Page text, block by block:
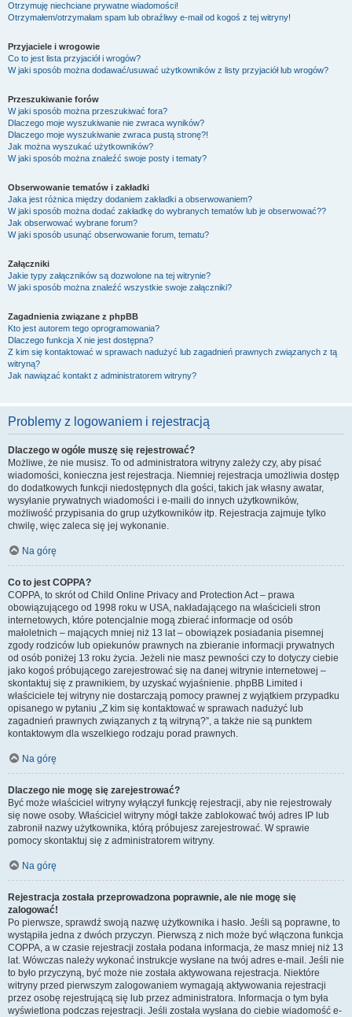
Otrzymuję niechciane prywatne wiadomości!
Otrzymałem/otrzymałam spam lub obraźliwy e-mail od kogoś z tej witryny!
Przyjaciele i wrogowie
Co to jest lista przyjaciół i wrogów?
W jaki sposób można dodawać/usuwać użytkowników z listy przyjaciół lub wrogów?
Przeszukiwanie forów
W jaki sposób można przeszukiwać fora?
Dlaczego moje wyszukiwanie nie zwraca wyników?
Dlaczego moje wyszukiwanie zwraca pustą stronę?!
Jak można wyszukać użytkowników?
W jaki sposób można znaleźć swoje posty i tematy?
Obserwowanie tematów i zakładki
Jaka jest różnica między dodaniem zakładki a obserwowaniem?
W jaki sposób można dodać zakładkę do wybranych tematów lub je obserwować??
Jak obserwować wybrane forum?
W jaki sposób usunąć obserwowanie forum, tematu?
Załączniki
Jakie typy załączników są dozwolone na tej witrynie?
W jaki sposób można znaleźć wszystkie swoje załączniki?
Zagadnienia związane z phpBB
Kto jest autorem tego oprogramowania?
Dlaczego funkcja X nie jest dostępna?
Z kim się kontaktować w sprawach nadużyć lub zagadnień prawnych związanych z tą
witryną?
Jak nawiązać kontakt z administratorem witryny?
Problemy z logowaniem i rejestracją
Dlaczego w ogóle muszę się rejestrować?
Możliwe, że nie musisz. To od administratora witryny zależy czy, aby pisać
wiadomości, konieczna jest rejestracja. Niemniej rejestracja umożliwia dostęp
do dodatkowych funkcji niedostępnych dla gości, takich jak własny awatar,
wysyłanie prywatnych wiadomości i e-maili do innych użytkowników,
możliwość przypisania do grup użytkowników itp. Rejestracja zajmuje tylko
chwilę, więc zaleca się jej wykonanie.
Na górę
Co to jest COPPA?
COPPA, to skrót od Child Online Privacy and Protection Act – prawa
obowiązującego od 1998 roku w USA, nakładającego na właścicieli stron
internetowych, które potencjalnie mogą zbierać informacje od osób
małoletnich – mających mniej niż 13 lat – obowiązek posiadania pisemnej
zgody rodziców lub opiekunów prawnych na zbieranie informacji prywatnych
od osób poniżej 13 roku życia. Jeżeli nie masz pewności czy to dotyczy ciebie
jako kogoś próbującego zarejestrować się na danej witrynie internetowej –
skontaktuj się z prawnikiem, by uzyskać wyjaśnienie. phpBB Limited i
właściciele tej witryny nie dostarczają pomocy prawnej z wyjątkiem przypadku
opisanego w pytaniu „Z kim się kontaktować w sprawach nadużyć lub
zagadnień prawnych związanych z tą witryną?”, a także nie są punktem
kontaktowym dla wszelkiego rodzaju porad prawnych.
Na górę
Dlaczego nie mogę się zarejestrować?
Być może właściciel witryny wyłączył funkcję rejestracji, aby nie rejestrowały
się nowe osoby. Właściciel witryny mógł także zablokować twój adres IP lub
zabronił nazwy użytkownika, którą próbujesz zarejestrować. W sprawie
pomocy skontaktuj się z administratorem witryny.
Na górę
Rejestracja została przeprowadzona poprawnie, ale nie mogę się
zalogować!
Po pierwsze, sprawdź swoją nazwę użytkownika i hasło. Jeśli są poprawne, to
wystąpiła jedna z dwóch przyczyn. Pierwszą z nich może być włączona funkcja
COPPA, a w czasie rejestracji została podana informacja, że masz mniej niż 13
lat. Wówczas należy wykonać instrukcje wysłane na twój adres e-mail. Jeśli nie
to było przyczyną, być może nie została aktywowana rejestracja. Niektóre
witryny przed pierwszym zalogowaniem wymagają aktywowania rejestracji
przez osobę rejestrującą się lub przez administratora. Informacja o tym była
wyświetlona podczas rejestracji. Jeśli została wysłana do ciebie wiadomość e-